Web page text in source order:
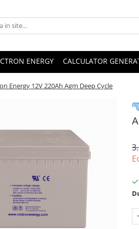
ENERGY CALCULATOR
Energy 12V 220Ah Agm Deep Cycle